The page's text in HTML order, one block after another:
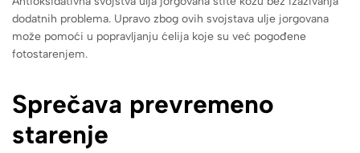
dodatnih problema. Upravo zbog ovih svojstava ulje jorgovana
može pomoći u popravljanju ćelija koje su već pogođene
fotostarenjem.
Sprečava prevremeno
starenje